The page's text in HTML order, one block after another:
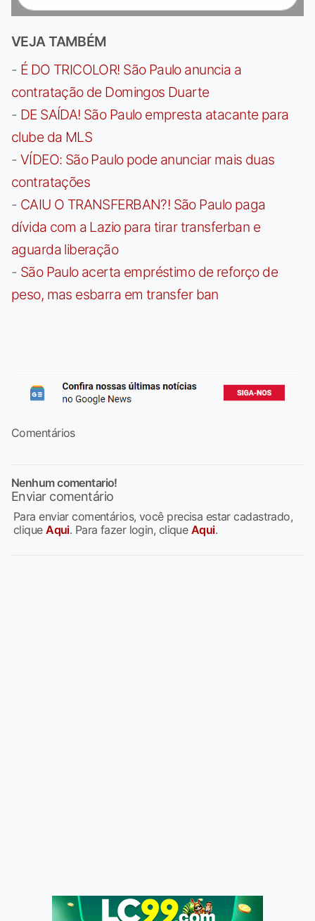
VEJA TAMBÉM
- É DO TRICOLOR! São Paulo anuncia a
contratação de Domingos Duarte
- DE SAÍDA! São Paulo empresta atacante para
clube da MLS
- VÍDEO: São Paulo pode anunciar mais duas
contratações
- CAIU O TRANSFERBAN?! São Paulo paga
dívida com a Lazio para tirar transferban e
aguarda liberação
- São Paulo acerta empréstimo de reforço de
peso, mas esbarra em transfer ban
Comentários
Nenhum comentario!
Enviar comentário
Para enviar comentários, você precisa estar cadastrado,
cliqueAqui. Para fazer login, clique Aqui.